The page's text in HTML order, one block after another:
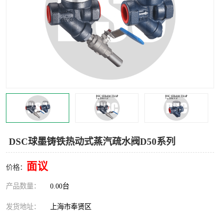
DSC球墨铸铁热动式蒸汽疏水阀D50系列
价格： 面议
产品数量： 0.00台
发货地址： 上海市奉贤区
DSC疏水阀 美国霍克HOKE
世伟洛克针型阀 世伟洛克旋塞阀
世伟洛克卡套管 世伟洛克弯管器